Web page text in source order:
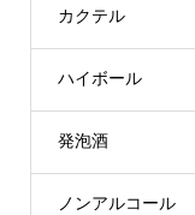
カクテル
ハイボール
発泡酒
ノンアルコール